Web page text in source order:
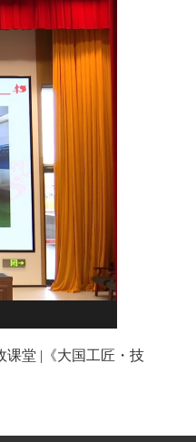
课堂 |《大国工匠・技